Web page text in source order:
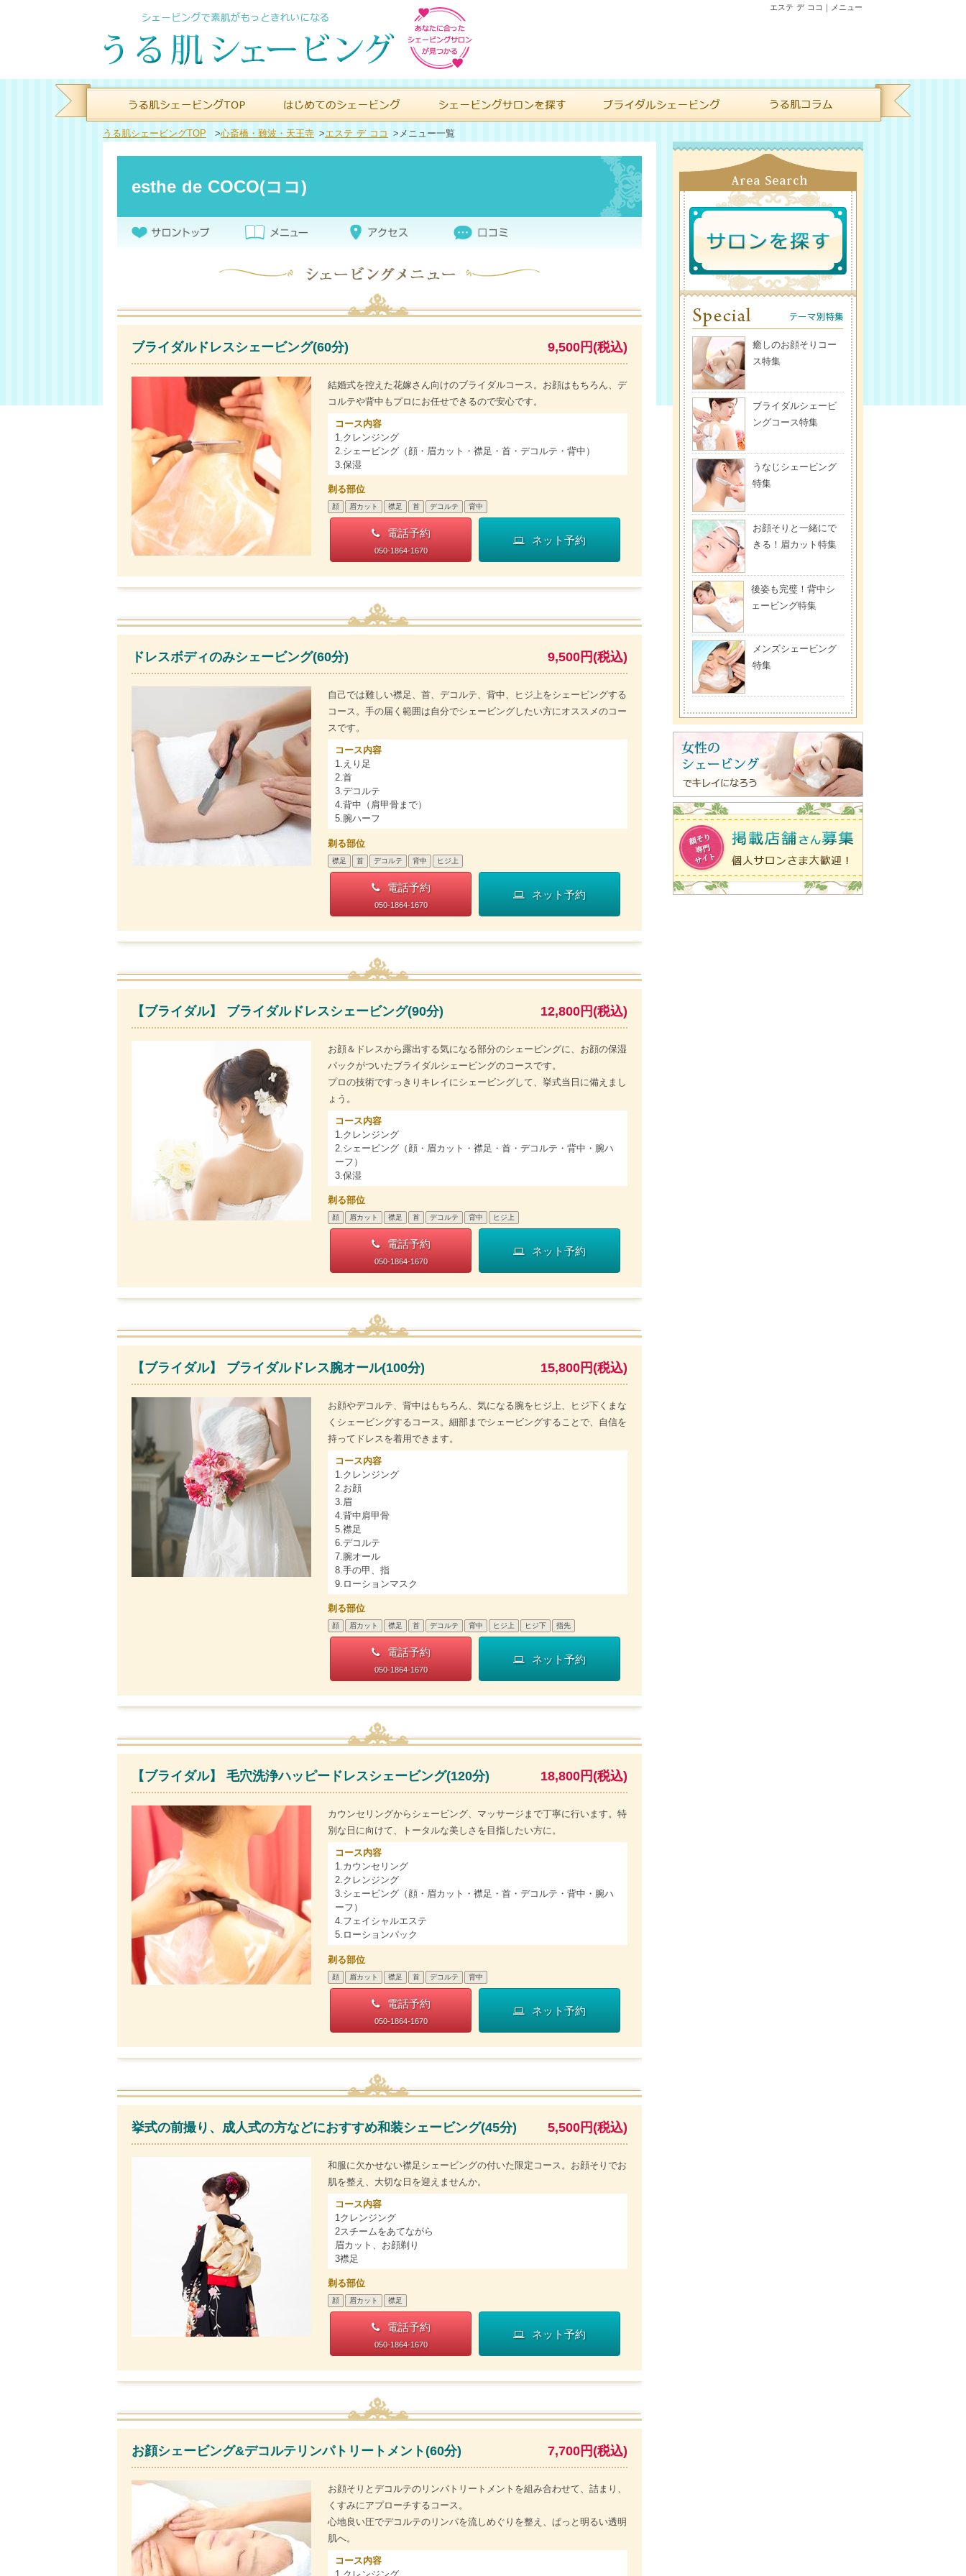
エステ デ ココ｜メニュー
うる肌シェービングTOP >心斎橋・難波・天王寺 >エステ デ ココ > メニュー一覧
esthe de COCO(ココ)
ブライダルドレスシェービング(60分) 9,500円(税込)
結婚式を控えた花嫁さん向けのブライダルコース。お顔はもちろん、デ
コルテや背中もプロにお任せできるので安心です。
コース内容
1.クレンジング
2.シェービング（顔・眉カット・襟足・首・デコルテ・背中）
3.保湿
剃る部位
顔 眉カット 襟足 首 デコルテ 背中
電話予約
050-1864-1670
ネット予約
ドレスボディのみシェービング(60分) 9,500円(税込)
自己では難しい襟足、首、デコルテ、背中、ヒジ上をシェービングする
コース。手の届く範囲は自分でシェービングしたい方にオススメのコー
スです。
コース内容
1.えり足
2.首
3.デコルテ
4.背中（肩甲骨まで）
5.腕ハーフ
剃る部位
襟足 首 デコルテ 背中 ヒジ上
電話予約
050-1864-1670
ネット予約
【ブライダル】 ブライダルドレスシェービング(90分) 12,800円(税込)
お顔＆ドレスから露出する気になる部分のシェービングに、お顔の保湿
パックがついたブライダルシェービングのコースです。
プロの技術ですっきりキレイにシェービングして、挙式当日に備えまし
ょう。
コース内容
1.クレンジング
2.シェービング（顔・眉カット・襟足・首・デコルテ・背中・腕ハ
ーフ）
3.保湿
剃る部位
顔 眉カット 襟足 首 デコルテ 背中 ヒジ上
電話予約
050-1864-1670
ネット予約
【ブライダル】 ブライダルドレス腕オール(100分) 15,800円(税込)
お顔やデコルテ、背中はもちろん、気になる腕をヒジ上、ヒジ下くまな
くシェービングするコース。細部までシェービングすることで、自信を
持ってドレスを着用できます。
コース内容
1.クレンジング
2.お顔
3.眉
4.背中肩甲骨
5.襟足
6.デコルテ
7.腕オール
8.手の甲、指
9.ローションマスク
剃る部位
顔 眉カット 襟足 首 デコルテ 背中 ヒジ上 ヒジ下 指先
電話予約
050-1864-1670
ネット予約
【ブライダル】 毛穴洗浄ハッピードレスシェービング(120分) 18,800円(税込)
カウンセリングからシェービング、マッサージまで丁寧に行います。特
別な日に向けて、トータルな美しさを目指したい方に。
コース内容
1.カウンセリング
2.クレンジング
3.シェービング（顔・眉カット・襟足・首・デコルテ・背中・腕ハ
ーフ）
4.フェイシャルエステ
5.ローションパック
剃る部位
顔 眉カット 襟足 首 デコルテ 背中
電話予約
050-1864-1670
ネット予約
挙式の前撮り、成人式の方などにおすすめ和装シェービング(45分) 5,500円(税込)
和服に欠かせない襟足シェービングの付いた限定コース。お顔そりでお
肌を整え、大切な日を迎えませんか。
コース内容
1クレンジング
2スチームをあてながら
眉カット、お顔剃り
3襟足
剃る部位
顔 眉カット 襟足
電話予約
050-1864-1670
ネット予約
お顔シェービング&デコルテリンパトリートメント(60分) 7,700円(税込)
お顔そりとデコルテのリンパトリートメントを組み合わせて、詰まり、
くすみにアプローチするコース。
心地良い圧でデコルテのリンパを流しめぐりを整え、ぱっと明るい透明
肌へ。
コース内容
癒しのお顔そりコー
ス特集
ブライダルシェービ
ングコース特集
うなじシェービング
特集
お顔そりと一緒にで
きる！眉カット特集
後姿も完璧！背中シ
ェービング特集
メンズシェービング
特集